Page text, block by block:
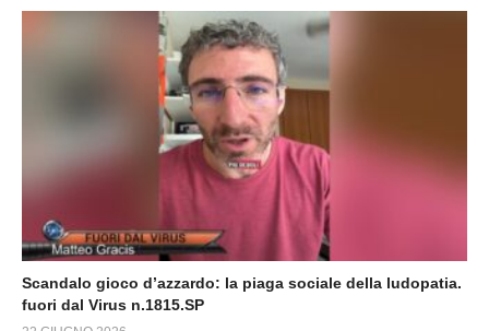
Scandalo gioco d’azzardo: la piaga sociale della ludopatia.
fuori dal Virus n.1815.SP